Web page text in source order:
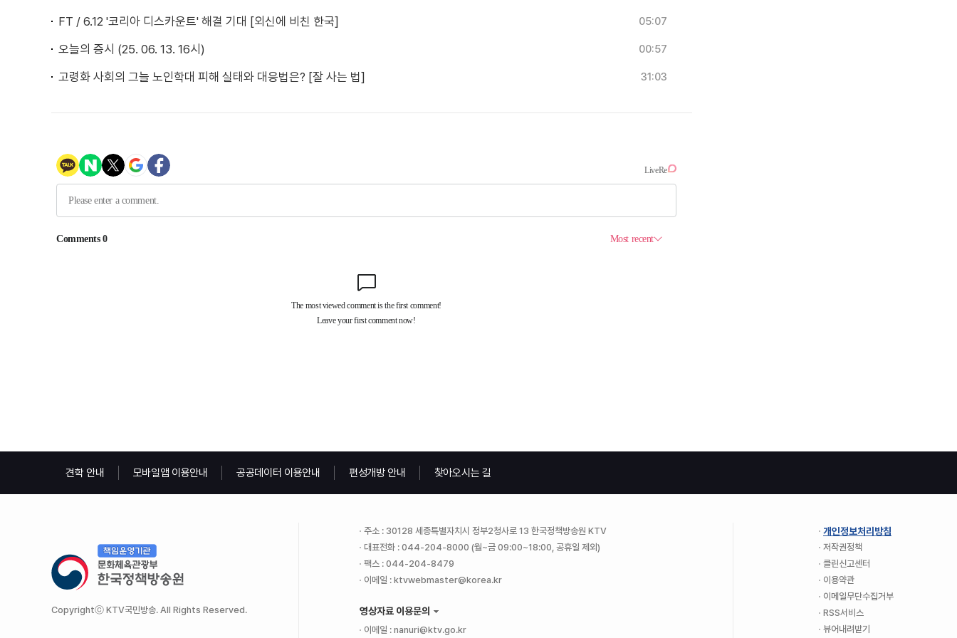
FT / 6.12 '코리아 디스카운트' 해결 기대 [외신에 비친 한국]
05:07
오늘의 증시 (25. 06. 13. 16시) 00:57
고령화 사회의 그늘 노인학대 피해 실태와 대응법은? [잘 사는 법] 31:03
견학 안내 모바일앱 이용안내 공공데이터 이용안내 편성개방 안내 찾아오시는 길
Copyrightⓒ KTV국민방송. All Rights Reserved.
주소 : 30128 세종특별자치시 정부2청사로 13 한국정책방송원 KTV
대표전화 : 044-204-8000 (월~금 09:00~18:00, 공휴일 제외)
팩스 : 044-204-8479
이메일 : ktvwebmaster@korea.kr
영상자료 이용문의
이메일 : nanuri@ktv.go.kr
개인정보처리방침
저작권정책
클린신고센터
이용약관
이메일무단수집거부
RSS서비스
뷰어내려받기